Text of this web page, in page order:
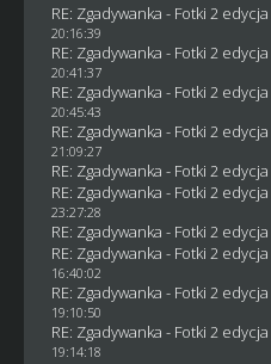
RE: Zgadywanka - Fotki 2 edycja
20:16:39
RE: Zgadywanka - Fotki 2 edycja
20:41:37
RE: Zgadywanka - Fotki 2 edycja
20:45:43
RE: Zgadywanka - Fotki 2 edycja
21:09:27
RE: Zgadywanka - Fotki 2 edycja
RE: Zgadywanka - Fotki 2 edycja
23:27:28
RE: Zgadywanka - Fotki 2 edycja
RE: Zgadywanka - Fotki 2 edycja
16:40:02
RE: Zgadywanka - Fotki 2 edycja
19:10:50
RE: Zgadywanka - Fotki 2 edycja
19:14:18